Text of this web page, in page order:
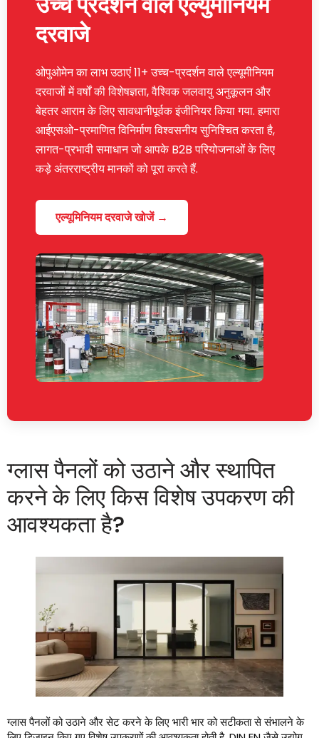
दरवाजे
ओपुओमेन का लाभ उठाएं 11+ उच्च-प्रदर्शन वाले एल्यूमीनियम
दरवाजों में वर्षों की विशेषज्ञता, वैश्विक जलवायु अनुकूलन और
बेहतर आराम के लिए सावधानीपूर्वक इंजीनियर किया गया. हमारा
आईएसओ-प्रमाणित विनिर्माण विश्वसनीय सुनिश्चित करता है,
लागत-प्रभावी समाधान जो आपके B2B परियोजनाओं के लिए
कड़े अंतरराष्ट्रीय मानकों को पूरा करते हैं.
एल्यूमिनियम दरवाजे खोजें →
ग्लास पैनलों को उठाने और स्थापित
करने के लिए किस विशेष उपकरण की
आवश्यकता है?
ग्लास पैनलों को उठाने और सेट करने के लिए भारी भार को सटीकता से संभालने के